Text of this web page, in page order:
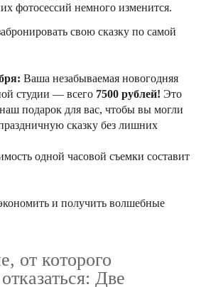
фотосессий немного изменится.
свою сказку по самой
Ваша незабываемая новогодняя
студии — всего 7500 рублей! Это
подарок для вас, чтобы вы могли
сказку без лишних
одной часовой съемки составит
и получить волшебные
от которого
Две